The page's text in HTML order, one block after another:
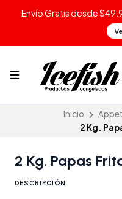
Envío Gratis desde
Inicio
2 Kg.
2 Kg. Papas
DESCRIPCIÓN